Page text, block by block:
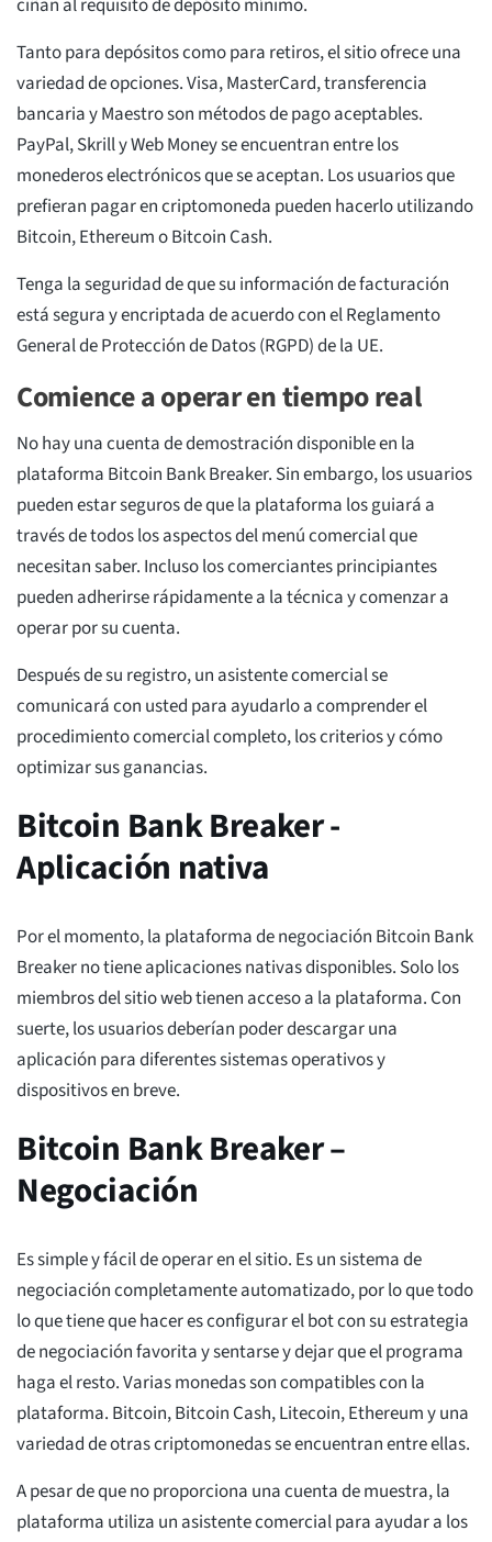
ciñan al requisito de depósito mínimo.
Tanto para depósitos como para retiros, el sitio ofrece una
variedad de opciones. Visa, MasterCard, transferencia
bancaria y Maestro son métodos de pago aceptables.
PayPal, Skrill y Web Money se encuentran entre los
monederos electrónicos que se aceptan. Los usuarios que
prefieran pagar en criptomoneda pueden hacerlo utilizando
Bitcoin, Ethereum o Bitcoin Cash.
Tenga la seguridad de que su información de facturación
está segura y encriptada de acuerdo con el Reglamento
General de Protección de Datos (RGPD) de la UE.
Comience a operar en tiempo real
No hay una cuenta de demostración disponible en la
plataforma Bitcoin Bank Breaker. Sin embargo, los usuarios
pueden estar seguros de que la plataforma los guiará a
través de todos los aspectos del menú comercial que
necesitan saber. Incluso los comerciantes principiantes
pueden adherirse rápidamente a la técnica y comenzar a
operar por su cuenta.
Después de su registro, un asistente comercial se
comunicará con usted para ayudarlo a comprender el
procedimiento comercial completo, los criterios y cómo
optimizar sus ganancias.
Bitcoin Bank Breaker -
Aplicación nativa
Por el momento, la plataforma de negociación Bitcoin Bank
Breaker no tiene aplicaciones nativas disponibles. Solo los
miembros del sitio web tienen acceso a la plataforma. Con
suerte, los usuarios deberían poder descargar una
aplicación para diferentes sistemas operativos y
dispositivos en breve.
Bitcoin Bank Breaker –
Negociación
Es simple y fácil de operar en el sitio. Es un sistema de
negociación completamente automatizado, por lo que todo
lo que tiene que hacer es configurar el bot con su estrategia
de negociación favorita y sentarse y dejar que el programa
haga el resto. Varias monedas son compatibles con la
plataforma. Bitcoin, Bitcoin Cash, Litecoin, Ethereum y una
variedad de otras criptomonedas se encuentran entre ellas.
A pesar de que no proporciona una cuenta de muestra, la
plataforma utiliza un asistente comercial para ayudar a los